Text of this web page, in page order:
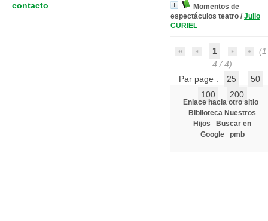
Momentos de
espectáculos teatro / Julio
CURIEL
1
4 / 4)
Par page :
25
50
100
200
Enlace hacia otro sitio
Biblioteca Nuestros
Hijos
Buscar en
Google
pmb
contacto